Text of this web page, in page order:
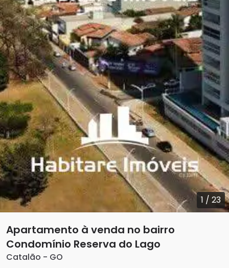
1 / 23
Apartamento à venda no bairro
Condomínio Reserva do Lago
Catalão - GO